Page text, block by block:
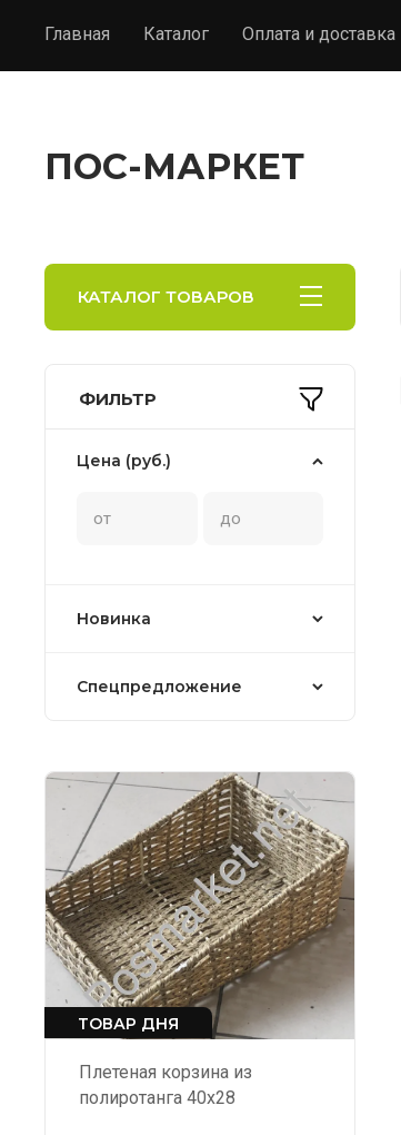
Главная Каталог Оплата и доставка
ПОС-МАРКЕТ
КАТАЛОГ ТОВАРОВ
ФИЛЬТР
Цена (руб.)
Новинка
Спецпредложение
ТОВАР ДНЯ
Плетеная корзина из
полиротанга 40х28